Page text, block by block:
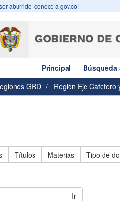
aburrido ¡conoce a gov.co!
Principal Búsqueda
GRD Región Eje Cafetero
Títulos Materias Tipo de
Ir